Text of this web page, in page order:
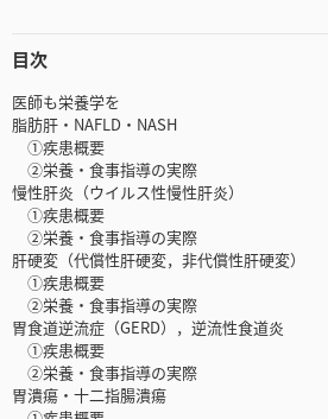
目次
医師も栄養学を
脂肪肝・NAFLD・NASH
①疾患概要
②栄養・食事指導の実際
慢性肝炎（ウイルス性慢性肝炎）
①疾患概要
②栄養・食事指導の実際
肝硬変（代償性肝硬変，非代償性肝硬変）
①疾患概要
②栄養・食事指導の実際
胃食道逆流症（GERD），逆流性食道炎
①疾患概要
②栄養・食事指導の実際
胃潰瘍・十二指腸潰瘍